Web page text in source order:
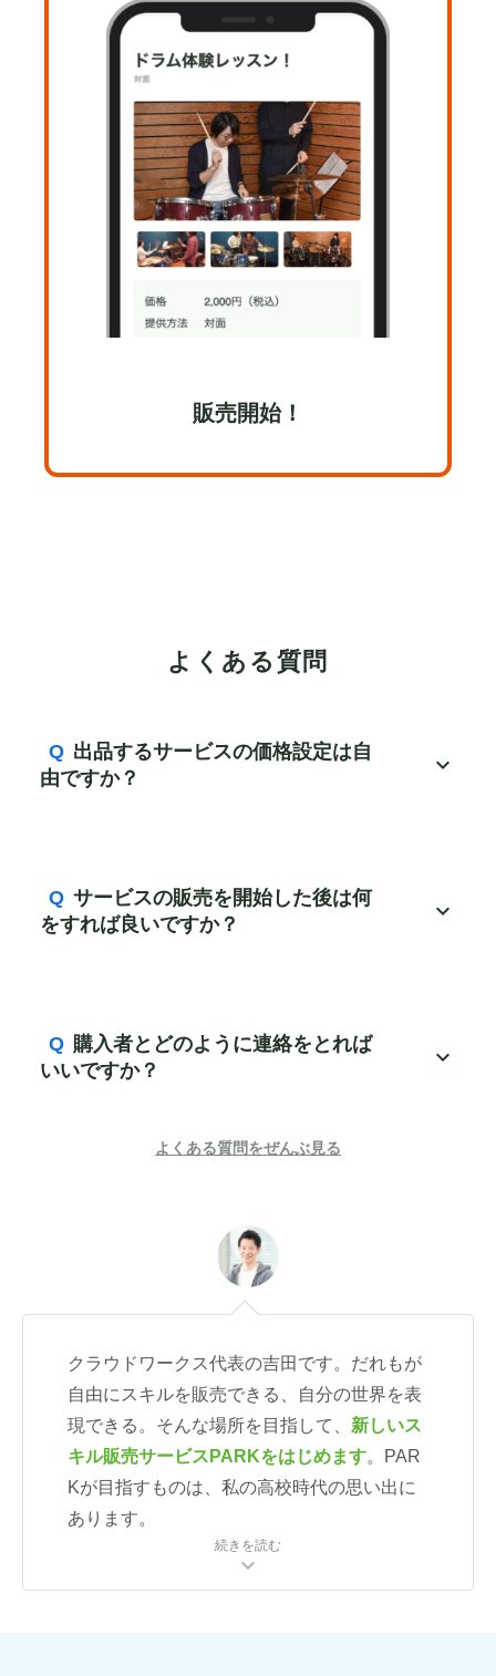
販売開始！
よくある質問
Q 出品するサービスの価格設定は自
由ですか？
expand_more
Q サービスの販売を開始した後は何
をすれば良いですか？
expand_more
Q 購入者とどのように連絡をとれば
いいですか？
expand_more
よくある質問をぜんぶ見る
クラウドワークス代表の吉田です。だれもが
自由にスキルを販売できる、自分の世界を表
現できる。そんな場所を目指して、 新しいス
キル販売サービスPARKをはじめます。PAR
Kが目指すものは、私の高校時代の思い出に
あります。
続きを読む
expand_more